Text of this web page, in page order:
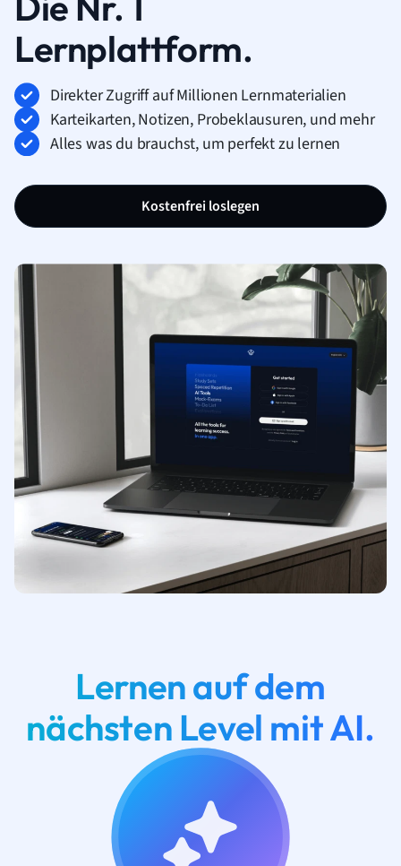
Lernplattform.
Direkter Zugriff auf Millionen Lernmaterialien
Karteikarten, Notizen, Probeklausuren, und mehr
Alles was du brauchst, um perfekt zu lernen
Kostenfrei loslegen
Lernen auf dem
nächsten Level mit AI.